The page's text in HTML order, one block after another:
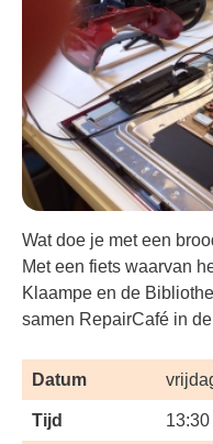
Wat doe je met een
Met een fiets waarvan
Klaampe en de
samen RepairCafé in
Datum
Tijd